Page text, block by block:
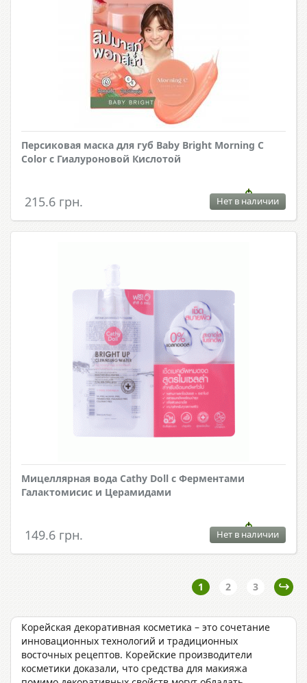
Персиковая маска для губ Baby Bright Morning C
Color с Гиалуроновой Кислотой
215.6 грн. Нет в наличии
Мицеллярная вода Cathy Doll с Ферментами
Галактомисис и Церамидами
149.6 грн. Нет в наличии
1 2 3
Корейская декоративная косметика – это сочетание
инновационных технологий и традиционных
восточных рецептов. Корейские производители
косметики доказали, что средства для макияжа